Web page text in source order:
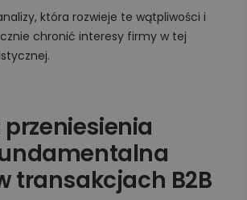
która rozwieje te wątpliwości i
chronić interesy firmy w tej
transakcjach B2B